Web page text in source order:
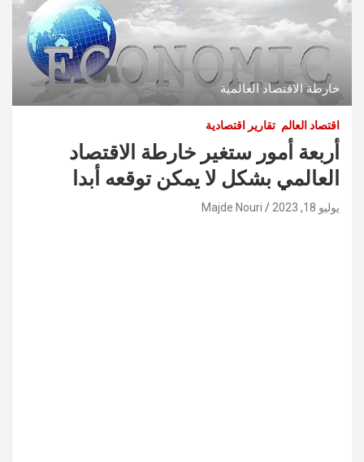
خارطة الاقتصاد العالمية
اقتصاد العالم تقارير اقتصادية
أربعة أمور ستغير خارطة الاقتصاد
العالمي بشكل لا يمكن توقعه أبدا
يوليو 18, 2023 Majde Nouri